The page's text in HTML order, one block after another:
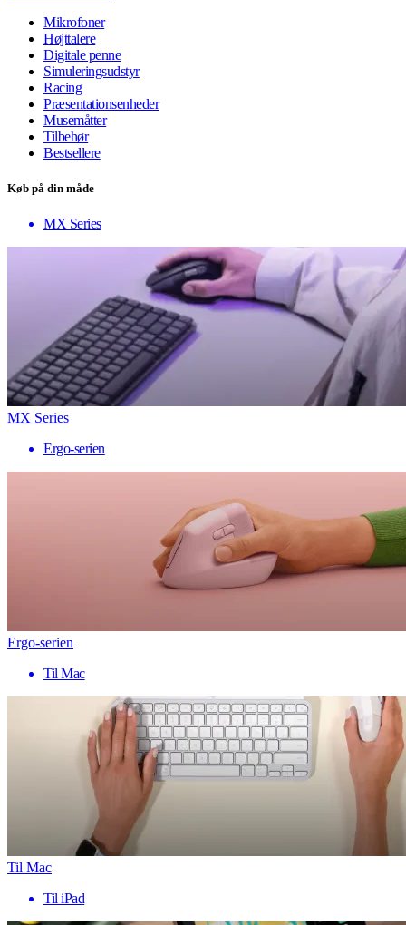
Mikrofoner
Højttalere
Digitale penne
Simuleringsudstyr
Racing
Præsentationsenheder
Musemåtter
Tilbehør
Bestsellere
Køb på din måde
MX Series
MX Series
Ergo-serien
Ergo-serien
Til Mac
Til Mac
Til iPad